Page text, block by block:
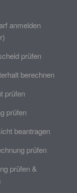
anmelden
prüfen
berechnen
prüfen
prüfen
beantragen
prüfen
prüfen &